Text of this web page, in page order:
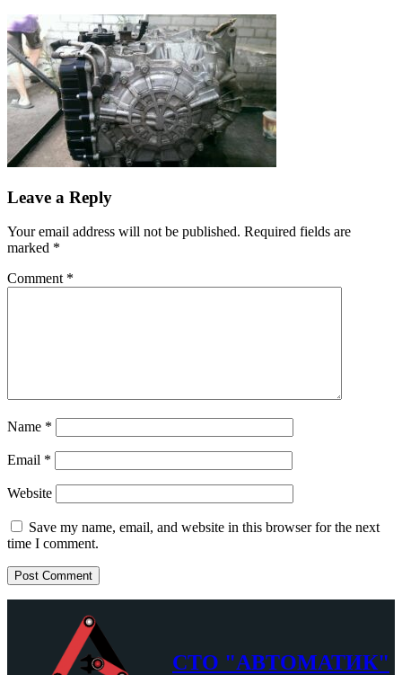
Leave a Reply
Your email address will not be published. Required fields are
marked *
Comment *
Name *
Email *
Website
Save my name, email, and website in this browser for the next
time I comment.
СТО "АВТОМАТИК"